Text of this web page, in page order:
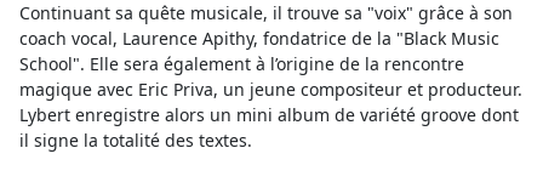
Continuant sa quête musicale, il trouve sa "voix" grâce à son
coach vocal, Laurence Apithy, fondatrice de la "Black Music
School". Elle sera également à l’origine de la rencontre
magique avec Eric Priva, un jeune compositeur et producteur.
Lybert enregistre alors un mini album de variété groove dont
il signe la totalité des textes.